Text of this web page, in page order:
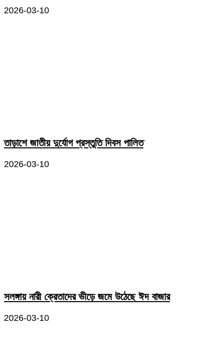
2026-03-10
তাড়াশে জাতীয় দুর্যোগ প্রস্তুতি দিবস পালিত
2026-03-10
সলঙ্গায় নারী ক্রেতাদের ভীড়ে জমে উঠেছে ঈদ বাজার
2026-03-10